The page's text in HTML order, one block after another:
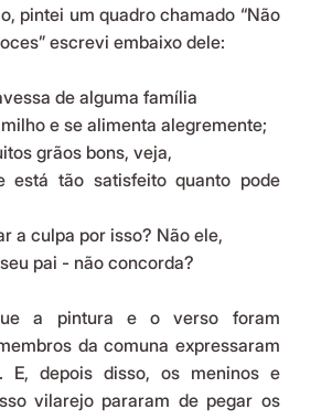
pintei um quadro chamado “Não
escrevi embaixo dele:
de alguma família
e se alimenta alegremente;
grãos bons, veja,
está tão satisfeito quanto pode
a culpa por isso? Não ele,
pai - não concorda?
da comuna expressaram
E, depois disso, os meninos e
vilarejo pararam de pegar os